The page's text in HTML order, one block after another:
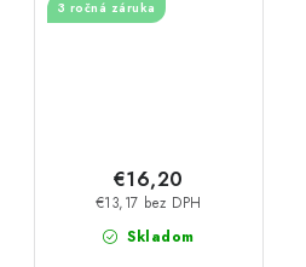
LFL114
3 ročná záruka
Skladom
€13,17 bez DPH
€16,20